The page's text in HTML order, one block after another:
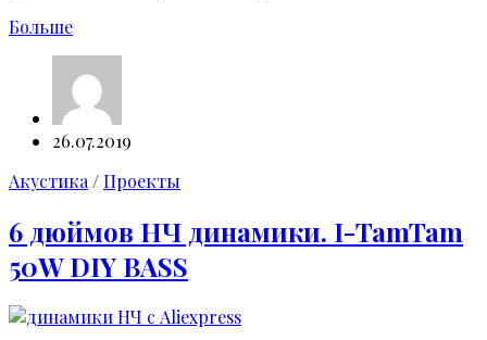
Больше
26.07.2019
Акустика/Проекты
6 дюймов НЧ динамики. I-TamTam
50W DIY BASS